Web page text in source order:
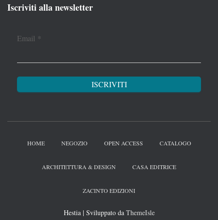
Iscriviti alla newsletter
Email *
HOME NEGOZIO OPEN ACCESS CATALOGO
ARCHITETTURA & DESIGN CASA EDITRICE
ZACINTO EDIZIONI
Hestia | Sviluppato da ThemeIsle